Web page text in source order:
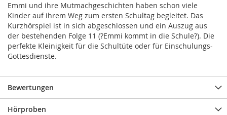
Emmi und ihre Mutmachgeschichten haben schon viele
Kinder auf ihrem Weg zum ersten Schultag begleitet. Das
Kurzhörspiel ist in sich abgeschlossen und ein Auszug aus
der bestehenden Folge 11 (?Emmi kommt in die Schule?). Die
perfekte Kleinigkeit für die Schultüte oder für Einschulungs-
Gottesdienste.
Bewertungen
Hörproben